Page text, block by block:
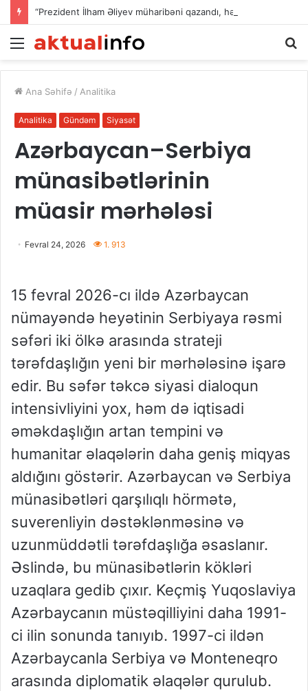
Menu
Ana Səhifə / Analitika
Analitika Gündəm Siyasət
Azərbaycan–Serbiya
münasibətlərinin
müasir mərhələsi
Fevral 24, 2026 1. 913
15 fevral 2026-cı ildə Azərbaycan
nümayəndə heyətinin Serbiyaya rəsmi
səfəri iki ölkə arasında strateji
tərəfdaşlığın yeni bir mərhələsinə işarə
edir. Bu səfər təkcə siyasi dialoqun
intensivliyini yox, həm də iqtisadi
əməkdaşlığın artan tempini və
humanitar əlaqələrin daha geniş miqyas
aldığını göstərir. Azərbaycan və Serbiya
münasibətləri qarşılıqlı hörmətə,
suverenliyin dəstəklənməsinə və
uzunmüddətli tərəfdaşlığa əsaslanır.
Əslində, bu münasibətlərin kökləri
uzaqlara gedib çıxır. Keçmiş Yuqoslaviya
Azərbaycanın müstəqilliyini daha 1991-
ci ilin sonunda tanıyıb. 1997-ci ildən
Azərbaycanla Serbiya və Monteneqro
arasında diplomatik əlaqələr qurulub.